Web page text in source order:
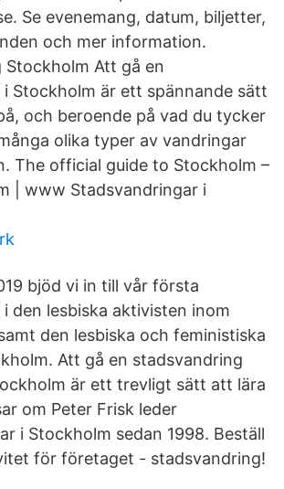
Se evenemang, datum, biljetter,
och mer information.
Stockholm Att gå en
Stockholm är ett spännande sätt
och beroende på vad du tycker
olika typer av vandringar
The official guide to Stockholm –
| www Stadsvandringar i
bjöd vi in till vår första
den lesbiska aktivisten inom
den lesbiska och feministiska
Att gå en stadsvandring
är ett trevligt sätt att lära
om Peter Frisk leder
i Stockholm sedan 1998. Beställ
för företaget - stadsvandring!